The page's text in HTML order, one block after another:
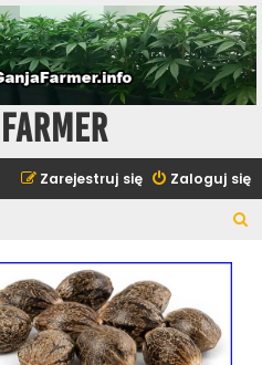
Zaloguj się
Zarejestruj się